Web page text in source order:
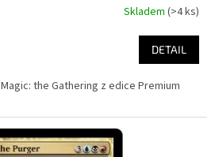
Skladem (>4 ks)
DETAIL
the Gathering z edice Premium